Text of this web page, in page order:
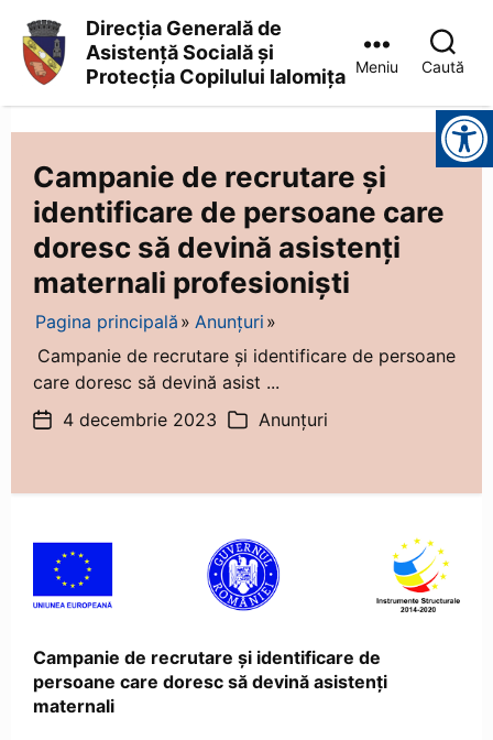
Asistență
Socială
și
Protecția
Copilului
Ialomița
Direcția Generală de
Asistență Socială și
Protecția Copilului Ialomița
Meniu Caută
Instrumente pentru accesibilitate
Campanie de recrutare și
identificare de persoane care
doresc să devină asistenți
maternali profesioniști
Pagina principală
Anunțuri
Campanie de recrutare și identificare de persoane
care doresc să devină asist ...
Dată4 decembrie 2023 Categorii
Anunțuri
Campanie de recrutare și identificare de
persoane care doresc să devină asistenți
maternali